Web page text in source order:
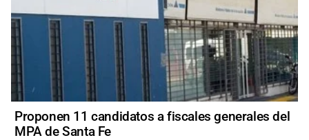
Proponen 11 candidatos a fiscales generales del
MPA de Santa Fe